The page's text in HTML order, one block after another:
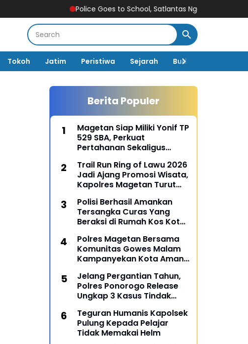
Police Goes to School, Satlantas Ngawi Tanamkan Tertib
Tokoh Jatim Peristiwa Sejarah Budaya
Berita Populer
Magetan Siap Miliki Yonif TP
529 SBA, Perkuat
Pertahanan Sekaligus
Daerah
Trail Run Ring of Lawu 2026
Jadi Ajang Promosi Wisata,
Kapolres Magetan Turut
Polisi Berhasil Amankan
Tersangka Curas Yang
Beraksi di Rumah Kos Kota
Polres Magetan Bersama
Komunitas Gowes Malam
Kampanyekan Kota Aman
Jelang Pergantian Tahun,
Polres Ponorogo Release
Ungkap 3 Kasus Tindak
Teguran Humanis Kapolsek
Pulung Kepada Pelajar
Tidak Memakai Helm